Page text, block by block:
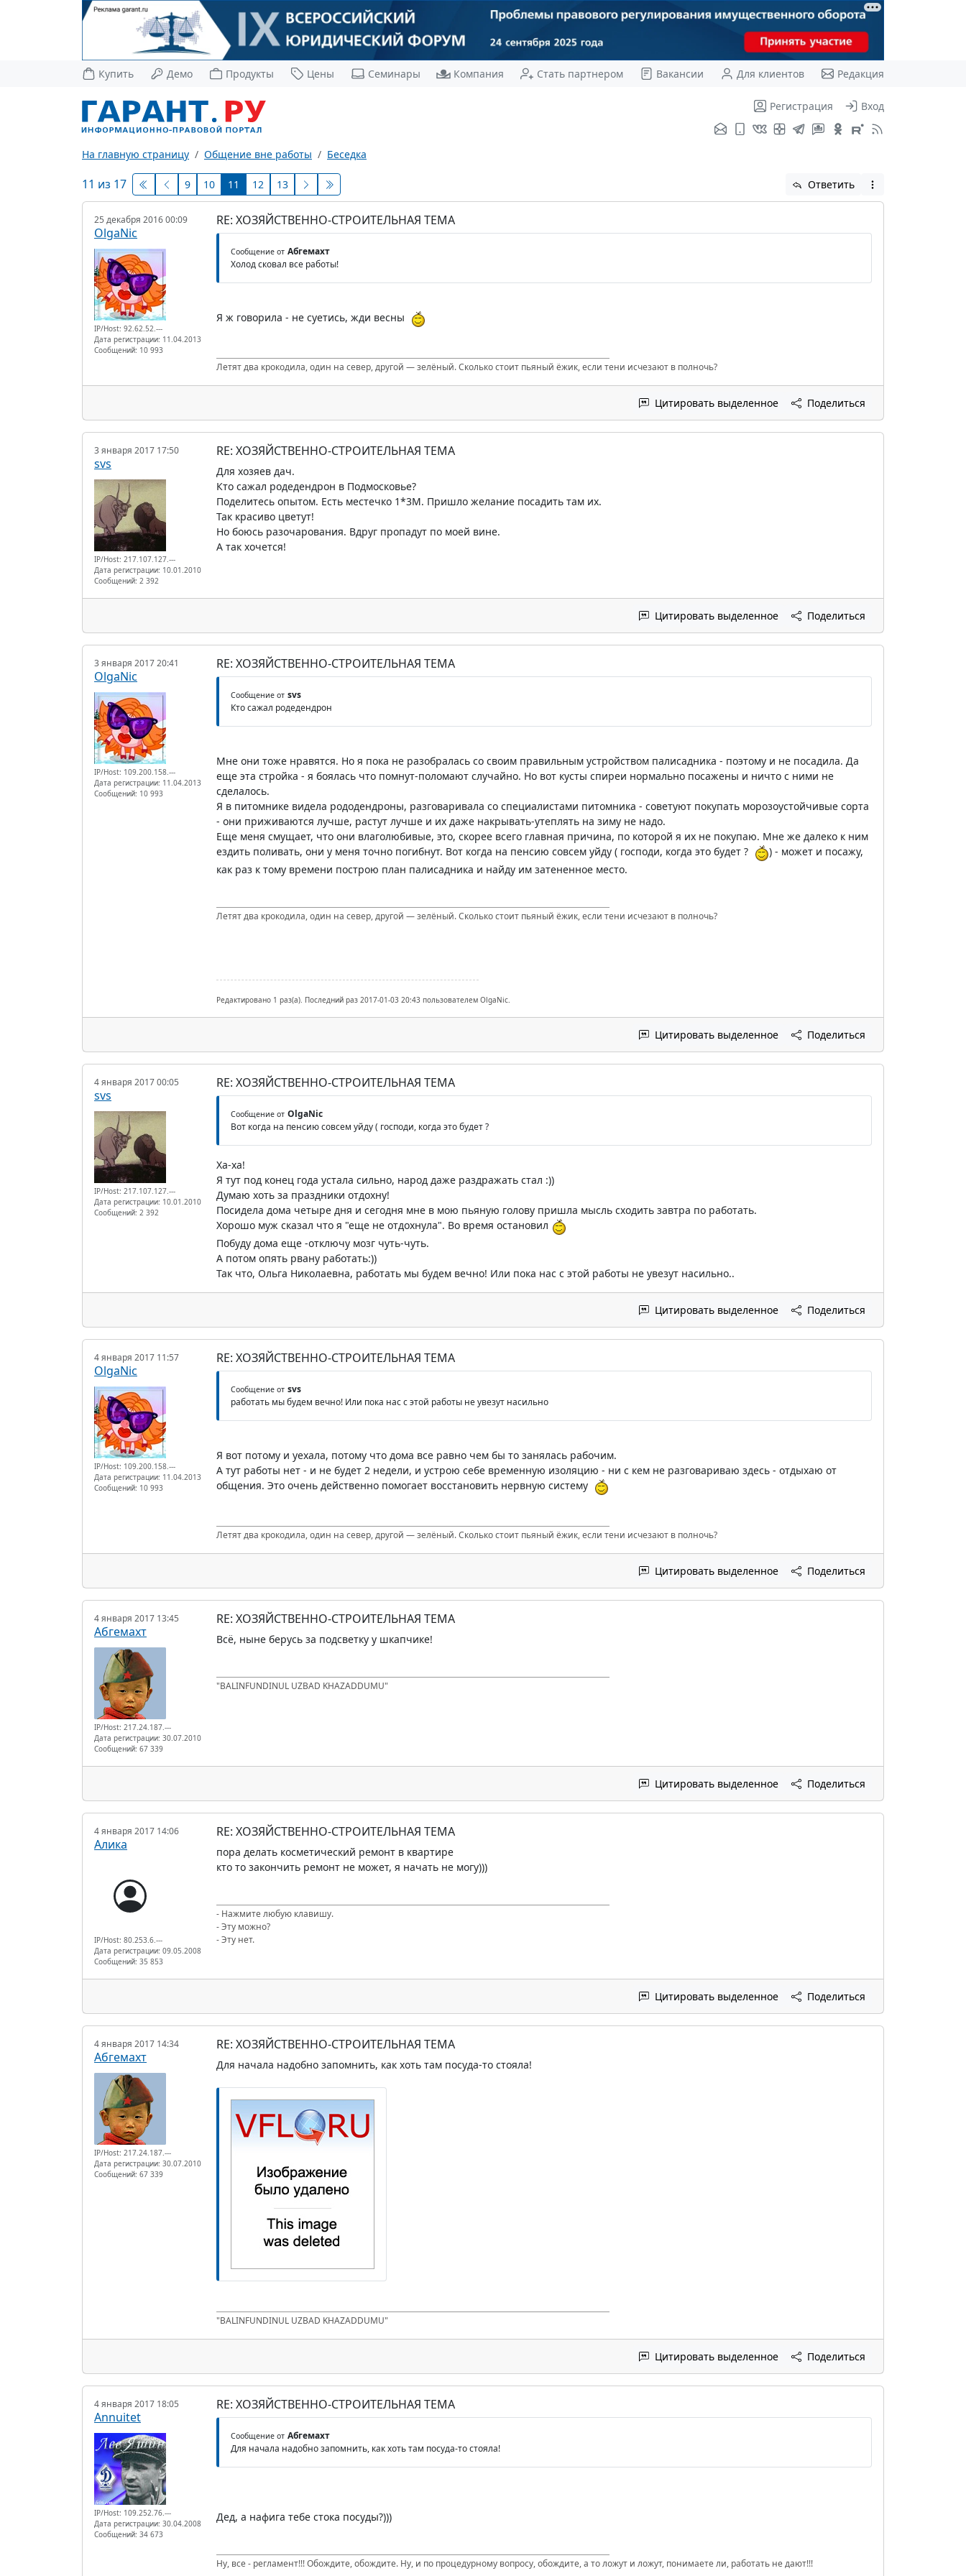
Купить Демо Продукты Цены Семинары Компания Стать партнером Вакансии Для клиентов Редакция
Регистрация Вход
На главную страницу Общение вне работы Беседка
11 из 17 9 10 11 12 13 Ответить
25 декабря 2016 00:09
OlgaNic
IP/Host: 92.62.52.---
Дата регистрации: 11.04.2013
Сообщений: 10 993
RE: ХОЗЯЙСТВЕННО-СТРОИТЕЛЬНАЯ ТЕМА
Сообщение от Абгемахт
Холод сковал все работы!
Я ж говорила - не суетись, жди весны
Летят два крокодила, один на север, другой — зелёный. Сколько стоит пьяный ёжик, если тени исчезают в полночь?
Цитировать выделенное Поделиться
3 января 2017 17:50
svs
IP/Host: 217.107.127.---
Дата регистрации: 10.01.2010
Сообщений: 2 392
RE: ХОЗЯЙСТВЕННО-СТРОИТЕЛЬНАЯ ТЕМА
Для хозяев дач.
Кто сажал родедендрон в Подмосковье?
Поделитесь опытом. Есть местечко 1*3М. Пришло желание посадить там их.
Так красиво цветут!
Но боюсь разочарования. Вдруг пропадут по моей вине.
А так хочется!
Цитировать выделенное Поделиться
3 января 2017 20:41
OlgaNic
IP/Host: 109.200.158.---
Дата регистрации: 11.04.2013
Сообщений: 10 993
RE: ХОЗЯЙСТВЕННО-СТРОИТЕЛЬНАЯ ТЕМА
Сообщение от svs
Кто сажал родедендрон
Мне они тоже нравятся. Но я пока не разобралась со своим правильным устройством палисадника - поэтому и не посадила. Да
еще эта стройка - я боялась что помнут-поломают случайно. Но вот кусты спиреи нормально посажены и ничто с ними не
сделалось.
Я в питомнике видела рододендроны, разговаривала со специалистами питомника - советуют покупать морозоустойчивые сорта
- они приживаются лучше, растут лучше и их даже накрывать-утеплять на зиму не надо.
Еще меня смущает, что они влаголюбивые, это, скорее всего главная причина, по которой я их не покупаю. Мне же далеко к ним
ездить поливать, они у меня точно погибнут. Вот когда на пенсию совсем уйду ( господи, когда это будет ?
) - может и посажу,
как раз к тому времени построю план палисадника и найду им затененное место.
Летят два крокодила, один на север, другой — зелёный. Сколько стоит пьяный ёжик, если тени исчезают в полночь?
Редактировано 1 раз(а). Последний раз 2017-01-03 20:43 пользователем OlgaNic.
Цитировать выделенное Поделиться
4 января 2017 00:05
svs
IP/Host: 217.107.127.---
Дата регистрации: 10.01.2010
Сообщений: 2 392
RE: ХОЗЯЙСТВЕННО-СТРОИТЕЛЬНАЯ ТЕМА
Сообщение от OlgaNic
Вот когда на пенсию совсем уйду ( господи, когда это будет ?
Ха-ха!
Я тут под конец года устала сильно, народ даже раздражать стал :))
Думаю хоть за праздники отдохну!
Посидела дома четыре дня и сегодня мне в мою пьяную голову пришла мысль сходить завтра по работать.
Хорошо муж сказал что я "еще не отдохнула". Во время остановил
Побуду дома еще -отключу мозг чуть-чуть.
А потом опять рвану работать:))
Так что, Ольга Николаевна, работать мы будем вечно! Или пока нас с этой работы не увезут насильно..
Цитировать выделенное Поделиться
4 января 2017 11:57
OlgaNic
IP/Host: 109.200.158.---
Дата регистрации: 11.04.2013
Сообщений: 10 993
RE: ХОЗЯЙСТВЕННО-СТРОИТЕЛЬНАЯ ТЕМА
Сообщение от svs
работать мы будем вечно! Или пока нас с этой работы не увезут насильно
Я вот потому и уехала, потому что дома все равно чем бы то занялась рабочим.
А тут работы нет - и не будет 2 недели, и устрою себе временную изоляцию - ни с кем не разговариваю здесь - отдыхаю от
общения. Это очень действенно помогает восстановить нервную систему
Летят два крокодила, один на север, другой — зелёный. Сколько стоит пьяный ёжик, если тени исчезают в полночь?
Цитировать выделенное Поделиться
4 января 2017 13:45
Абгемахт
IP/Host: 217.24.187.---
Дата регистрации: 30.07.2010
Сообщений: 67 339
RE: ХОЗЯЙСТВЕННО-СТРОИТЕЛЬНАЯ ТЕМА
Всё, ныне берусь за подсветку у шкапчике!
"BALINFUNDINUL UZBAD KHAZADDUMU"
Цитировать выделенное Поделиться
4 января 2017 14:06
Алика
IP/Host: 80.253.6.---
Дата регистрации: 09.05.2008
Сообщений: 35 853
RE: ХОЗЯЙСТВЕННО-СТРОИТЕЛЬНАЯ ТЕМА
пора делать косметический ремонт в квартире
кто то закончить ремонт не может, я начать не могу)))
- Нажмите любую клавишу.
- Эту можно?
- Эту нет.
Цитировать выделенное Поделиться
4 января 2017 14:34
Абгемахт
IP/Host: 217.24.187.---
Дата регистрации: 30.07.2010
Сообщений: 67 339
RE: ХОЗЯЙСТВЕННО-СТРОИТЕЛЬНАЯ ТЕМА
Для начала надобно запомнить, как хоть там посуда-то стояла!
"BALINFUNDINUL UZBAD KHAZADDUMU"
Цитировать выделенное Поделиться
4 января 2017 18:05
Annuitet
IP/Host: 109.252.76.---
Дата регистрации: 30.04.2008
Сообщений: 34 673
RE: ХОЗЯЙСТВЕННО-СТРОИТЕЛЬНАЯ ТЕМА
Сообщение от Абгемахт
Для начала надобно запомнить, как хоть там посуда-то стояла!
Дед, а нафига тебе стока посуды?)))
Ну, все - регламент!!! Обождите, обождите. Ну, и по процедурному вопросу, обождите, а то ложут и ложут, понимаете ли, работать не дают!!!